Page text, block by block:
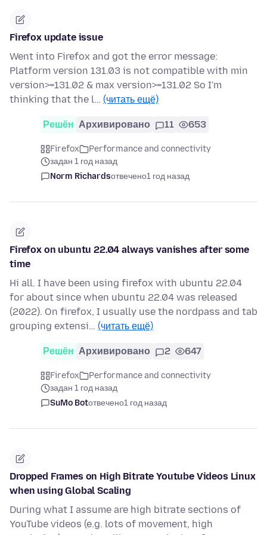
Firefox update issue
Went into Firefox and got the error message:
Platform version 131.03 is not compatible with min
version>=131.02 & max version>=131.02 So I'm
thinking that the l… (читать ещё)
Решён Архивировано 11 653
Firefox
Performance and connectivity
задан 1 год назад
Norm Richardsотвечено1 год назад
Firefox on ubuntu 22.04 always vanishes after some
time
Hi all. I have been using firefox with ubuntu 22.04
for about since when ubuntu 22.04 was released
(2022). On firefox, I usually use the nordpass and tab
grouping extensi… (читать ещё)
Решён Архивировано 2 647
Firefox
Performance and connectivity
задан 1 год назад
SuMo Botотвечено1 год назад
Dropped Frames on High Bitrate Youtube Videos Linux
when using Global Scaling
During what I assume are high bitrate sections of
YouTube videos (e.g. lots of movement, high